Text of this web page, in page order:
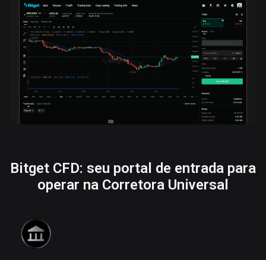
Bitget CFD: seu portal de entrada para
operar na Corretora Universal